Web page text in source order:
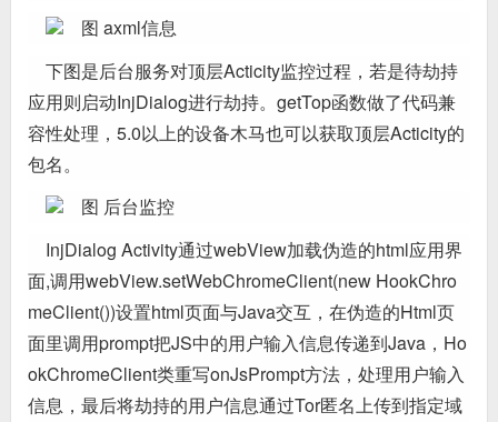
图 axml信息
下图是后台服务对顶层Acticity监控过程，若是待劫持
应用则启动InjDialog进行劫持。getTop函数做了代码兼
容性处理，5.0以上的设备木马也可以获取顶层Acticity的
包名。
图 后台监控
InjDialog Activity通过webView加载伪造的html应用界
面,调用webView.setWebChromeClient(new HookChro
meClient())设置html页面与Java交互，在伪造的Html页
面里调用prompt把JS中的用户输入信息传递到Java，Ho
okChromeClient类重写onJsPrompt方法，处理用户输入
信息，最后将劫持的用户信息通过Tor匿名上传到指定域